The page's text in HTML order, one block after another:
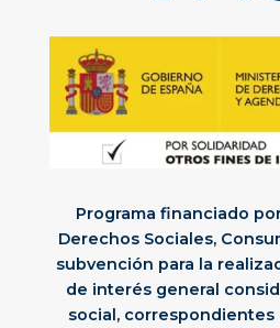
Programa financiado
Derechos Sociales,
subvención para la
de interés general
social, correspondientes